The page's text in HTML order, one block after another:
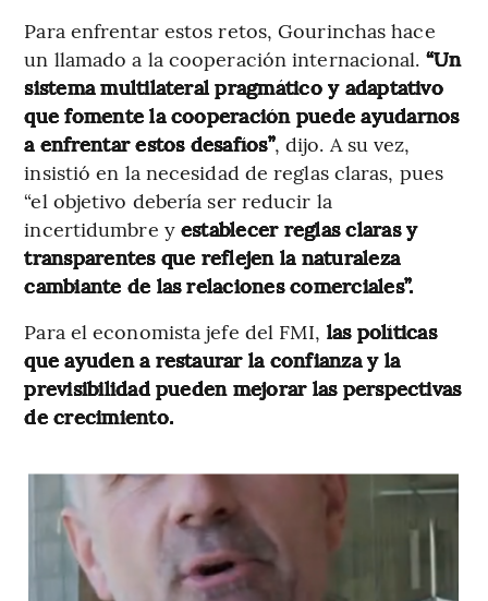
Para enfrentar estos retos, Gourinchas hace
un llamado a la cooperación internacional. “Un
sistema multilateral pragmático y adaptativo
que fomente la cooperación puede ayudarnos
a enfrentar estos desafíos”, dijo. A su vez,
insistió en la necesidad de reglas claras, pues
“el objetivo debería ser reducir la
incertidumbre y establecer reglas claras y
transparentes que reflejen la naturaleza
cambiante de las relaciones comerciales”.
Para el economista jefe del FMI, las políticas
que ayuden a restaurar la confianza y la
previsibilidad pueden mejorar las perspectivas
de crecimiento.